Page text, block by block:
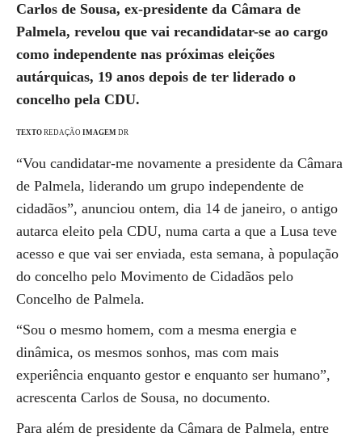
Carlos de Sousa, ex-presidente da Câmara de
Palmela, revelou que vai recandidatar-se ao cargo
como independente nas próximas eleições
autárquicas, 19 anos depois de ter liderado o
concelho pela CDU.
TEXTO REDAÇÃO IMAGEM DR
“Vou candidatar-me novamente a presidente da Câmara
de Palmela, liderando um grupo independente de
cidadãos”, anunciou ontem, dia 14 de janeiro, o antigo
autarca eleito pela CDU, numa carta a que a Lusa teve
acesso e que vai ser enviada, esta semana, à população
do concelho pelo Movimento de Cidadãos pelo
Concelho de Palmela.
“Sou o mesmo homem, com a mesma energia e
dinâmica, os mesmos sonhos, mas com mais
experiência enquanto gestor e enquanto ser humano”,
acrescenta Carlos de Sousa, no documento.
Para além de presidente da Câmara de Palmela, entre